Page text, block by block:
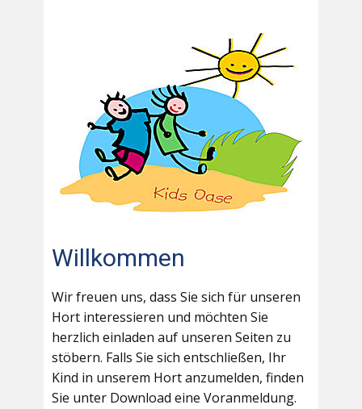
Willkommen
Wir freuen uns, dass Sie sich für unseren
Hort interessieren und möchten Sie
herzlich einladen auf unseren Seiten zu
stöbern. Falls Sie sich entschließen, Ihr
Kind in unserem Hort anzumelden, finden
Sie unter Download eine Voranmeldung.